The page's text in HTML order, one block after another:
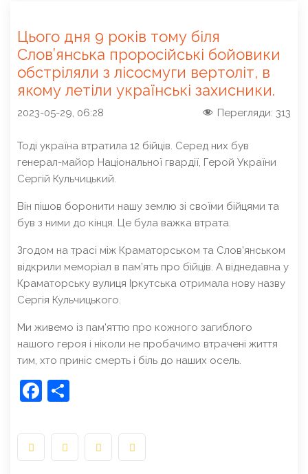
Цього дня 9 років тому біля
Слов’янська проросійські бойовики
обстріляли з лісосмуги вертоліт, в
якому летіли українські захисники.
2023-05-29, 06:28 Перегляди: 313
Тоді україна втратила 12 бійців. Серед них був
генерал-майор Національної гвардії, Герой України
Сергій Кульчицький.
Він пішов боронити нашу землю зі своїми бійцями та
був з ними до кінця. Це була важка втрата.
Згодом на трасі між Краматорськом та Слов’янськом
відкрили меморіал в пам’ять про бійців. А віднедавна у
Краматорську вулиця Іркутська отримала нову назву
Сергія Кульчицького.
Ми живемо із пам’яттю про кожного загиблого
нашого героя і ніколи не пробачимо втрачені життя
тим, хто приніс смерть і біль до наших осель.
Facebook